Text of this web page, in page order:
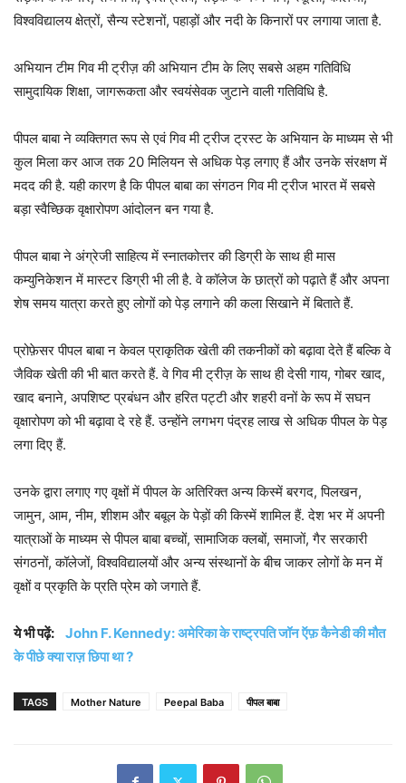
विश्वविद्यालय क्षेत्रों, सैन्य स्टेशनों, पहाड़ों और नदी के किनारों पर लगाया जाता है.
अभियान टीम गिव मी ट्रीज़ की अभियान टीम के लिए सबसे अहम गतिविधि
सामुदायिक शिक्षा, जागरूकता और स्वयंसेवक जुटाने वाली गतिविधि है.
पीपल बाबा ने व्यक्तिगत रूप से एवं गिव मी ट्रीज ट्रस्ट के अभियान के माध्यम से भी
कुल मिला कर आज तक 20 मिलियन से अधिक पेड़ लगाए हैं और उनके संरक्षण में
मदद की है. यही कारण है कि पीपल बाबा का संगठन गिव मी ट्रीज भारत में सबसे
बड़ा स्वैच्छिक वृक्षारोपण आंदोलन बन गया है.
पीपल बाबा ने अंग्रेजी साहित्य में स्नातकोत्तर की डिग्री के साथ ही मास
कम्युनिकेशन में मास्टर डिग्री भी ली है. वे कॉलेज के छात्रों को पढ़ाते हैं और अपना
शेष समय यात्रा करते हुए लोगों को पेड़ लगाने की कला सिखाने में बिताते हैं.
प्रोफ़ेसर पीपल बाबा न केवल प्राकृतिक खेती की तकनीकों को बढ़ावा देते हैं बल्कि वे
जैविक खेती की भी बात करते हैं. वे गिव मी ट्रीज़ के साथ ही देसी गाय, गोबर खाद,
खाद बनाने, अपशिष्ट प्रबंधन और हरित पट्टी और शहरी वनों के रूप में सघन
वृक्षारोपण को भी बढ़ावा दे रहे हैं. उन्होंने लगभग पंद्रह लाख से अधिक पीपल के पेड़
लगा दिए हैं.
उनके द्वारा लगाए गए वृक्षों में पीपल के अतिरिक्त अन्य किस्में बरगद, पिलखन,
जामुन, आम, नीम, शीशम और बबूल के पेड़ों की किस्में शामिल हैं. देश भर में अपनी
यात्राओं के माध्यम से पीपल बाबा बच्चों, सामाजिक क्लबों, समाजों, गैर सरकारी
संगठनों, कॉलेजों, विश्वविद्यालयों और अन्य संस्थानों के बीच जाकर लोगों के मन में
वृक्षों व प्रकृति के प्रति प्रेम को जगाते हैं.
ये भी पढ़ें:
John F. Kennedy: अमेरिका के राष्ट्रपति जॉन ऍफ़ कैनेडी की मौत
के पीछे क्या राज़ छिपा था ?
TAGS Mother Nature Peepal Baba पीपल बाबा